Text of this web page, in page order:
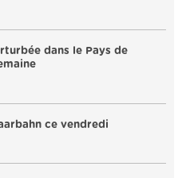
dans le Pays de
ce vendredi